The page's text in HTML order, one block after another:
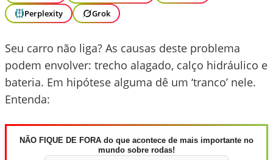
Perplexity
Grok
Seu carro não liga? As causas deste problema
podem envolver: trecho alagado, calço hidráulico e
bateria. Em hipótese alguma dê um ‘tranco’ nele.
Entenda:
NÃO FIQUE DE FORA do que acontece de mais importante no
mundo sobre rodas!